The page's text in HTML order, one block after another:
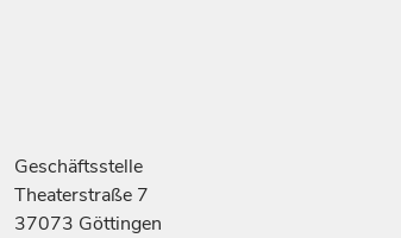
Geschäftsstelle
Theaterstraße 7
37073 Göttingen